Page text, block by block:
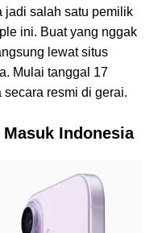
jadi salah satu pemilik
ini. Buat yang nggak
lewat situs
Mulai tanggal 17
secara resmi di gerai.
Indonesia